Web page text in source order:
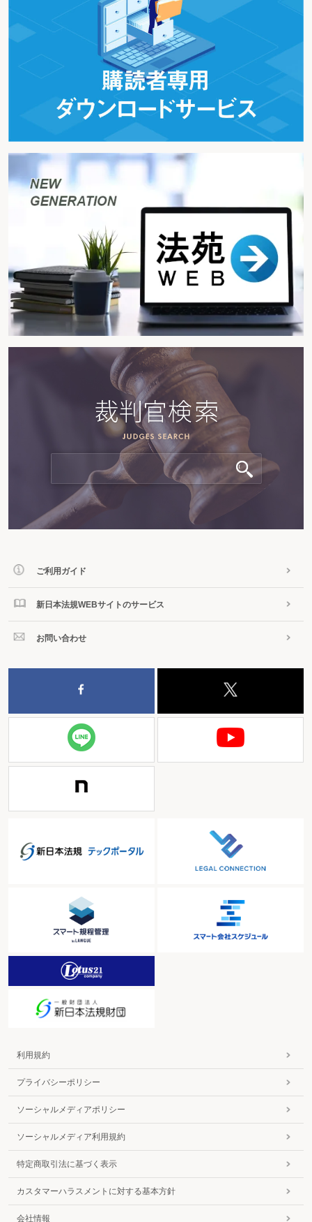
ご利用ガイド
新日本法規WEBサイトのサービス
お問い合わせ
利用規約
プライバシーポリシー
ソーシャルメディアポリシー
ソーシャルメディア利用規約
特定商取引法に基づく表示
カスタマーハラスメントに対する基本方針
会社情報